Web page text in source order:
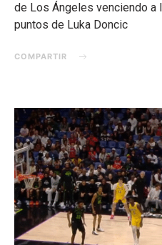
de Los Ángeles venciendo
puntos de Luka Doncic
COMPARTIR